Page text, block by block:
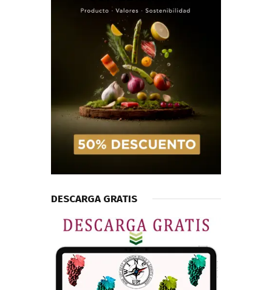
DESCARGA GRATIS